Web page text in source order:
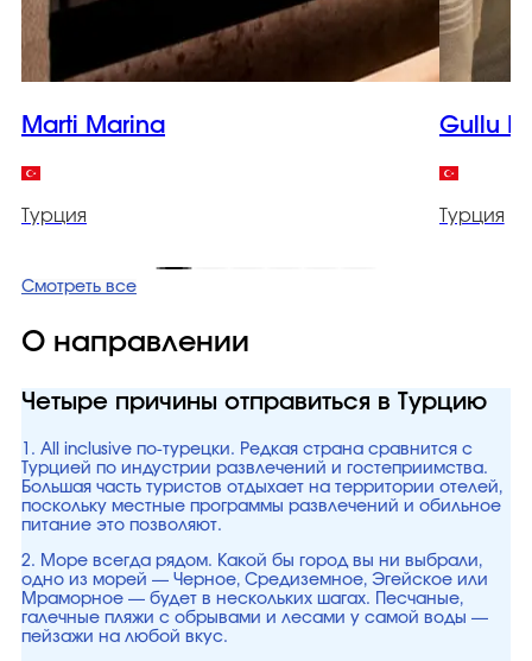
Marti Marina
Турция
Gullu
Турция
Смотреть все
О направлении
Четыре причины отправиться в Турцию
1. All inclusive по-турецки. Редкая страна сравнится с
Турцией по индустрии развлечений и гостеприимства.
Большая часть туристов отдыхает на территории отелей,
поскольку местные программы развлечений и обильное
питание это позволяют.
2. Море всегда рядом. Какой бы город вы ни выбрали,
одно из морей — Черное, Средиземное, Эгейское или
Мраморное — будет в нескольких шагах. Песчаные,
галечные пляжи с обрывами и лесами у самой воды —
пейзажи на любой вкус.